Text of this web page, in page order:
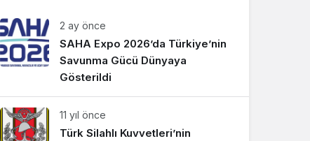
Gündüz Modu
Gündüz modunu seçin.
Gece modunu seçin.
2 ay önce
SAHA Expo 2026’da Türkiye’nin
Savunma Gücü Dünyaya
Gösterildi
11 yıl önce
Türk Silahlı Kuvvetleri’nin